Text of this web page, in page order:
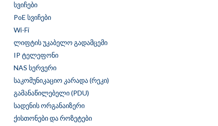
სვიჩები
PoE სვიჩები
Wi-Fi
ლიფტის უკაბელო გადამცემი
IP ტელეფონი
NAS სერვერი
საკომუნიკაციო კარადა (რეკი)
გამანაწილებელი (PDU)
სადენის ორგანაიზერი
ქისთონები და როზეტები